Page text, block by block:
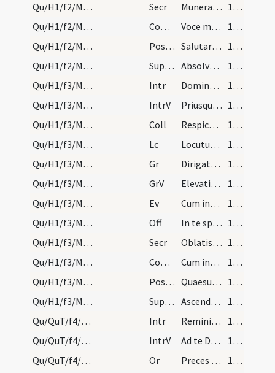
Qu/H1/f2/M2/Mass Propers
Secr Munera quaesumus Domine oblata sanctifica
120 (24v)
Qu/H1/f2/M2/Mass Propers
Comm Voce mea ad Dominum clamavi
120 (24v)
Qu/H1/f2/M2/Mass Propers
Postcomm Salutaris tui Domine munere satiati supplices exoramus
120 (24v)
Qu/H1/f2/M2/Mass Propers
Superpop Absolve quaesumus Domine nostrorum vincula peccatorum ... propitiatus averte.
120 (24v)
Qu/H1/f3/M2/Mass Propers
Intr Domine refugium factus es nobis
120 (24v)
Qu/H1/f3/M2/Mass Propers
IntrV Priusquam montes fierent
120 (24v)
Qu/H1/f3/M2/Mass Propers
Coll Respice Domine familiam tuam et praesta
120 (24v)
Qu/H1/f3/M2/Mass Propers
Lc Locutus est Isaias ... Quaerite Dominum dum inveniri potest
120 (24v)
Qu/H1/f3/M2/Mass Propers
Gr Dirigatur oratio mea
120 (24v)
Qu/H1/f3/M2/Mass Propers
GrV Elevatio manuum mearum
120 (24v)
Qu/H1/f3/M2/Mass Propers
Ev Cum intrasset Dominus Iesus Hierosolymam
120 (24v)
Qu/H1/f3/M2/Mass Propers
Off In te speravi Domine
121 (25r)
Qu/H1/f3/M2/Mass Propers
Secr Oblatis quaesumus Domine placare muneribus
121 (25r)
Qu/H1/f3/M2/Mass Propers
Comm Cum invocarem te
121 (25r)
Qu/H1/f3/M2/Mass Propers
Postcomm Quaesumus omnipotens Deus ut illius salutaris capiamus effectum
121 (25r)
Qu/H1/f3/M2/Mass Propers
Superpop Ascendant ad te Domine preces nostrae ... repelle nequitiam.
121 (25r)
Qu/QuT/f4/M2/Mass Propers
Intr Reminiscere miserationum tuarum
121 (25r)
Qu/QuT/f4/M2/Mass Propers
IntrV Ad te Domine levavi animam meam
121 (25r)
Qu/QuT/f4/M2/Mass Propers
Or Preces nostras quaesumus Domine clementer exaudi et contra cuncta nobis adversantia
121 (25r)